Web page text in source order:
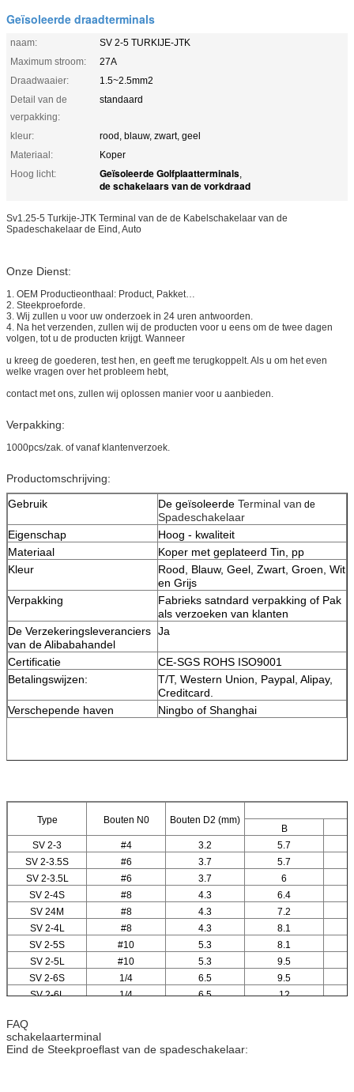
Geïsoleerde draadterminals
naam:
SV 2-5 TURKIJE-JTK
Maximum stroom:
27A
Draadwaaier:
1.5~2.5mm2
Detail van de
verpakking:
standaard
kleur:
rood, blauw, zwart, geel
Materiaal:
Koper
Hoog licht:
Geïsoleerde Golfplaatterminals,
de schakelaars van de vorkdraad
Sv1.25-5 Turkije-JTK Terminal van de de Kabelschakelaar van de
Spadeschakelaar de Eind, Auto
Onze Dienst:
1. OEM Productieonthaal: Product, Pakket…
2. Steekproeforde.
3. Wij zullen u voor uw onderzoek in 24 uren antwoorden.
4. Na het verzenden, zullen wij de producten voor u eens om de twee dagen
volgen, tot u de producten krijgt. Wanneer
u kreeg de goederen, test hen, en geeft me terugkoppelt. Als u om het even
welke vragen over het probleem hebt,
contact met ons, zullen wij oplossen manier voor u aanbieden.
Verpakking:
1000pcs/zak. of vanaf klantenverzoek.
Productomschrijving:
Gebruik
De geïsoleerde Terminal van de
Spadeschakelaar
Eigenschap
Hoog - kwaliteit
Materiaal
Koper met geplateerd Tin, pp
Kleur
Rood, Blauw, Geel, Zwart, Groen, Wit
en Grijs
Verpakking
Fabrieks satndard verpakking of Pak
als verzoeken van klanten
De Verzekeringsleveranciers
van de Alibabahandel
Ja
Certificatie
CE-SGS ROHS ISO9001
Betalingswijzen:
T/T, Western Union, Paypal, Alipay,
Creditcard.
Verschepende haven
Ningbo of Shanghai
Type Bouten N0 Bouten D2 (mm)
B
SV 2-3
#4 3.2 5.7
SV 2-3.5S
#6 3.7 5.7
SV 2-3.5L
#6 3.7 6
SV 2-4S
#8 4.3 6.4
SV 24M
#8 4.3 7.2
SV 2-4L
#8 4.3 8.1
SV 2-5S
#10 5.3 8.1
SV 2-5L
#10 5.3 9.5
SV 2-6S
1/4 6.5 9.5
SV 2-6L
1/4 6.5 12
FAQ
schakelaarterminal
Eind de Steekproeflast van de spadeschakelaar: